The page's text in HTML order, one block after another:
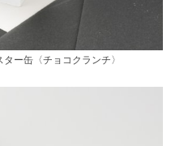
ー缶〈チョコクランチ〉